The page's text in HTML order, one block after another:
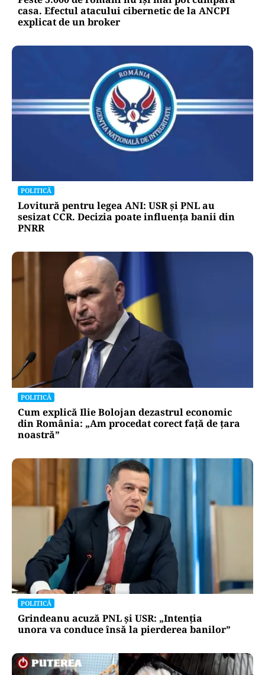
casa. Efectul atacului cibernetic de la ANCPI
explicat de un broker
POLITICĂ
Lovitură pentru legea ANI: USR și PNL au
sesizat CCR. Decizia poate influența banii din
PNRR
POLITICĂ
Cum explică Ilie Bolojan dezastrul economic
din România: „Am procedat corect față de țara
noastră”
POLITICĂ
Grindeanu acuză PNL și USR: „Intenția
unora va conduce însă la pierderea banilor”